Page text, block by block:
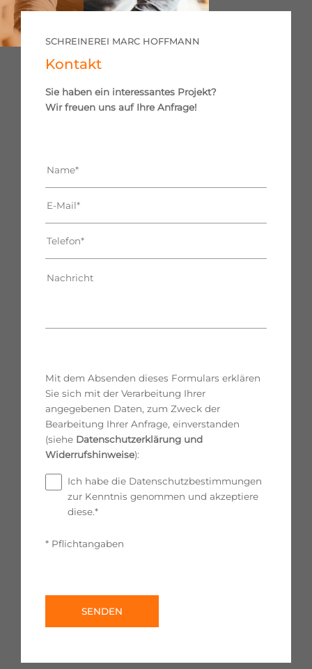
SCHREINEREI MARC HOFFMANN
Kontakt
Sie haben ein interessantes Projekt?
Wir freuen uns auf Ihre Anfrage!
Mit dem Absenden dieses Formulars erklären
Sie sich mit der Verarbeitung Ihrer
angegebenen Daten, zum Zweck der
Bearbeitung Ihrer Anfrage, einverstanden
(siehe Datenschutzerklärung und
Widerrufshinweise):
Ich habe die Datenschutzbestimmungen
zur Kenntnis genommen und akzeptiere
diese.*
* Pflichtangaben